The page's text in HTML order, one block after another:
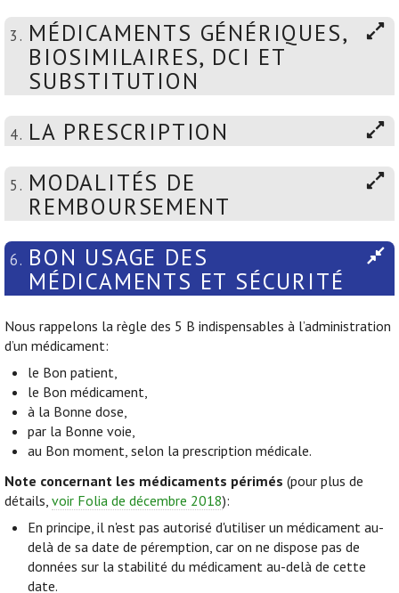
3. MÉDICAMENTS GÉNÉRIQUES,
BIOSIMILAIRES, DCI ET
SUBSTITUTION
4. LA PRESCRIPTION
5. MODALITÉS DE
REMBOURSEMENT
6. BON USAGE DES
MÉDICAMENTS ET SÉCURITÉ
Nous rappelons la règle des 5 B indispensables à l’administration
d’un médicament:
le Bon patient,
le Bon médicament,
à la Bonne dose,
par la Bonne voie,
au Bon moment, selon la prescription médicale.
Note concernant les médicaments périmés (pour plus de
détails, voir Folia de décembre 2018):
En principe, il n'est pas autorisé d'utiliser un médicament au-
delà de sa date de péremption, car on ne dispose pas de
données sur la stabilité du médicament au-delà de cette
date.